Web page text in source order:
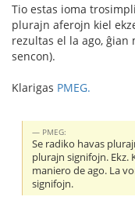
Tio estas ioma
plurajn aferojn kiel
rezultas el la ago, ĝian
sencon).
Klarigas PMEG.
PMEG:
Se radiko havas
plurajn signifojn. Ekz.
maniero de ago. La
signifojn.